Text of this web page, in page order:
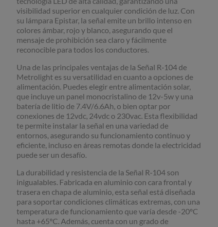
visibilidad superior en cualquier condición de luz. Con
su lámpara Epistar, la señal emite un brillo intenso en
colores ámbar, rojo y blanco, asegurando que el
mensaje de prohibición sea claro y fácilmente
reconocible para todos los conductores.
Una de las principales ventajas de la Señal R‐104 de
Metrolight es su versatilidad en cuanto a opciones de
alimentación. Puedes elegir entre alimentación solar,
que incluye un panel monocristalino de 12v-5w y una
batería de litio de 7.4V/6.6Ah, o bien optar por
conexiones de 12vdc, 24vdc o 230vac. Esta flexibilidad
te permite instalar la señal en una variedad de
entornos, asegurando su funcionamiento continuo y
eficiente, incluso en áreas remotas donde la electricidad
puede ser un desafío.
La durabilidad y resistencia de la Señal R‐104 son
inigualables. Fabricada en aluminio con cara frontal y
trasera en chapa de aluminio, esta señal está diseñada
para soportar condiciones climáticas extremas, con una
temperatura de funcionamiento que varía desde -20ºC
hasta +65ºC. Además, cuenta con un grado de